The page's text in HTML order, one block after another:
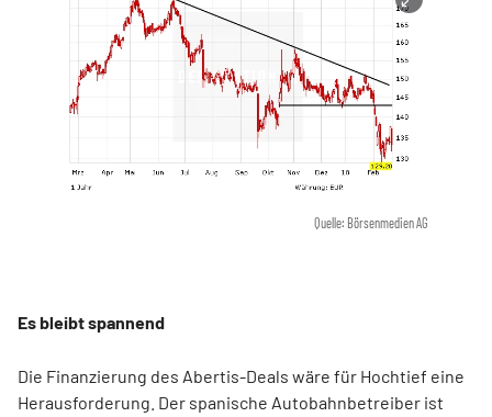
Quelle: Börsenmedien AG
Es bleibt spannend
Die Finanzierung des Abertis-Deals wäre für Hochtief eine
Herausforderung. Der spanische Autobahnbetreiber ist